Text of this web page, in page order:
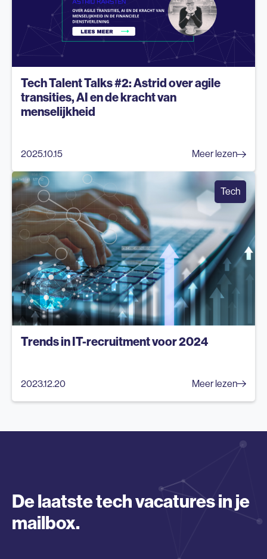
Tech Talent Talks #2: Astrid over agile
transities, AI en de kracht van
menselijkheid
2025.10.15 Meer lezen
Tech
Trends in IT-recruitment voor 2024
2023.12.20 Meer lezen
De laatste tech vacatures in je
mailbox.